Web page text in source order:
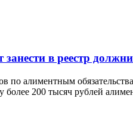
в реестр
по алиментным